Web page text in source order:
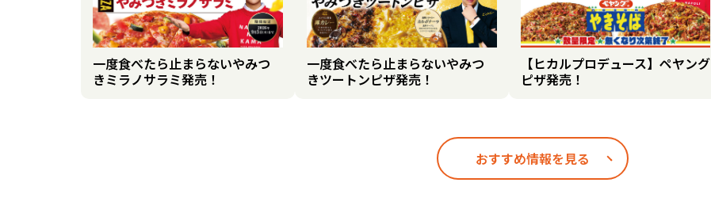
一度食べたら止まらないやみつ
きミラノサラミ発売！
一度食べたら止まらないやみつ
きツートンピザ発売！
【ヒカルプロデュース】ペヤング
ピザ発売！
おすすめ情報を見る